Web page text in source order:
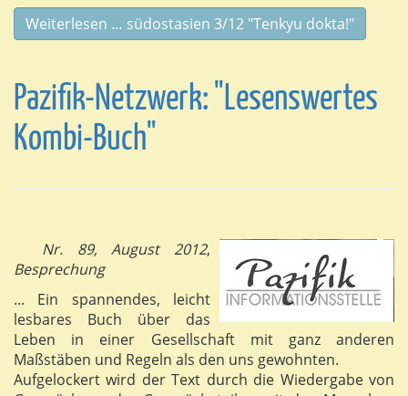
Weiterlesen … südostasien 3/12 "Tenkyu dokta!"
Pazifik-Netzwerk: "Lesenswertes
Kombi-Buch"
Nr. 89, August 2012,
Besprechung
... Ein spannendes, leicht
lesbares Buch über das
Leben in einer Gesellschaft mit ganz anderen
Maßstäben und Regeln als den uns gewohnten.
Aufgelockert wird der Text durch die Wiedergabe von